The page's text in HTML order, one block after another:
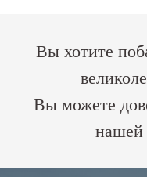
Вы хотите
Вы можете
нашей